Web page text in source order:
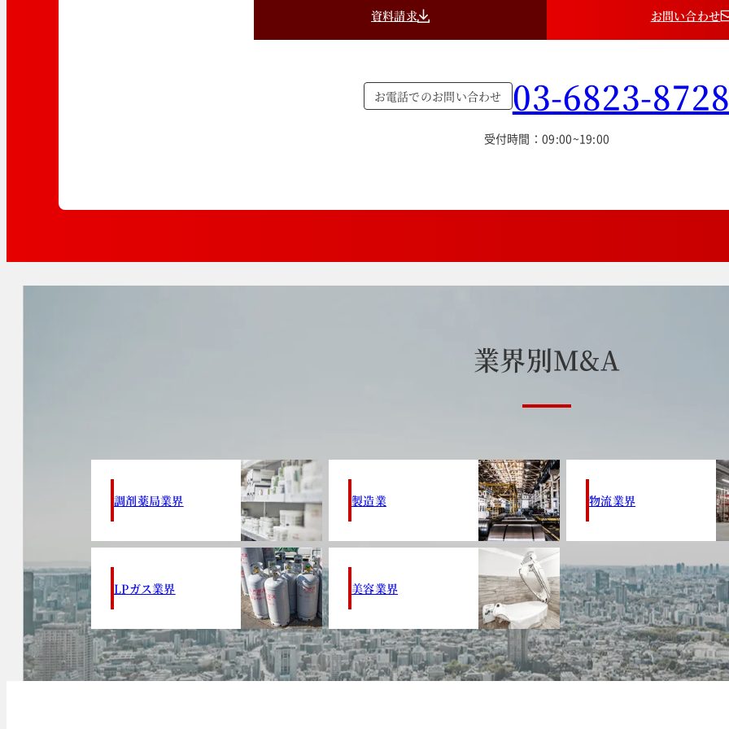
資料請求 お問い合わせ
お電話でのお問い合わせ 03-6823-
受付時間：09:00~19:00
業界別M&A
調剤薬局業界 製造業 物流業界
LPガス業界 美容業界